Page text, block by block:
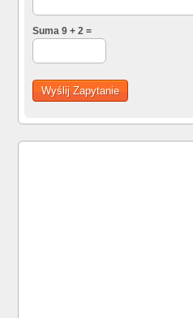
Suma 9 + 2 =